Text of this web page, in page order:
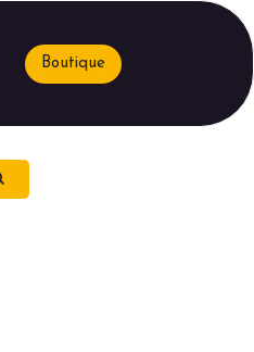
Boutique